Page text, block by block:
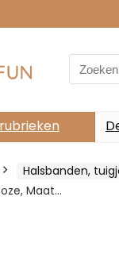
Search
for:
Halsbanden,
Maat…